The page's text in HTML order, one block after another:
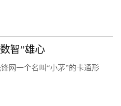
智”雄心
网一个名叫“小茅”的卡通形